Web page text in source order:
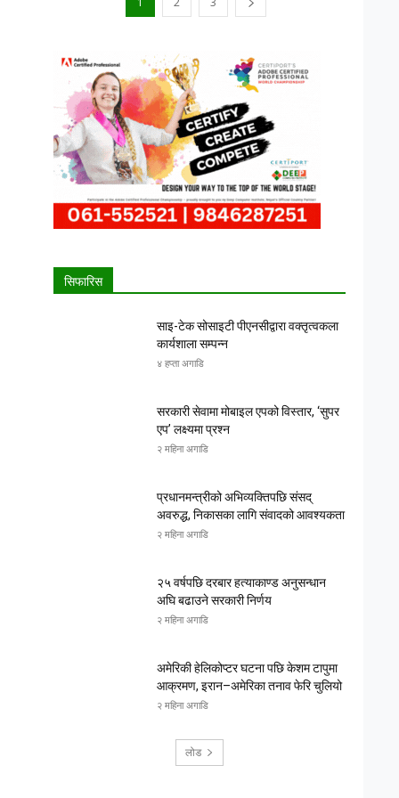
सिफारिस
साइ-टेक सोसाइटी पीएनसीद्वारा वक्तृत्वकला
कार्यशाला सम्पन्न
४ हप्ता अगाडि
सरकारी सेवामा मोबाइल एपको विस्तार, ‘सुपर
एप’ लक्ष्यमा प्रश्न
२ महिना अगाडि
प्रधानमन्त्रीको अभिव्यक्तिपछि संसद्
अवरुद्ध, निकासका लागि संवादको आवश्यकता
२ महिना अगाडि
२५ वर्षपछि दरबार हत्याकाण्ड अनुसन्धान
अघि बढाउने सरकारी निर्णय
२ महिना अगाडि
अमेरिकी हेलिकोप्टर घटना पछि केशम टापुमा
आक्रमण, इरान–अमेरिका तनाव फेरि चुलियो
२ महिना अगाडि
लोड